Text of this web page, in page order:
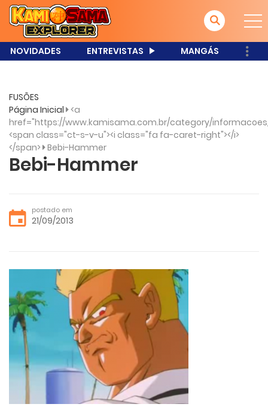
NOVIDADES ENTREVISTAS MANGÁS
FUSÕES
Página Inicial <a
href="https://www.kamisama.com.br/category/informacoes/
<span class="ct-s-v-u"><i class="fa fa-caret-right"></i>
</span> Bebi-Hammer
Bebi-Hammer
postado em
21/09/2013